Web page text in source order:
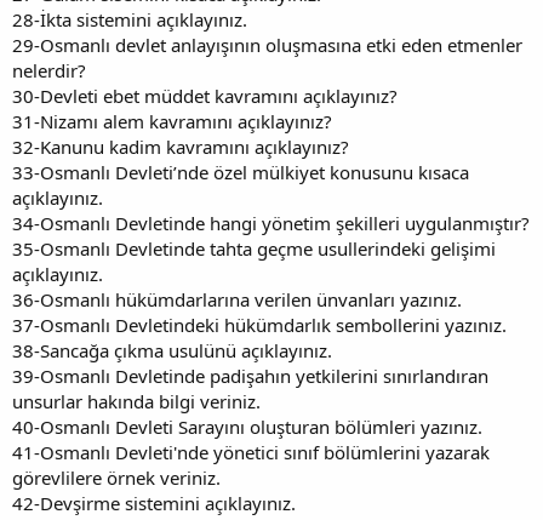
28-İkta sistemini açıklayınız.
29-Osmanlı devlet anlayışının oluşmasına etki eden etmenler
nelerdir?
30-Devleti ebet müddet kavramını açıklayınız?
31-Nizamı alem kavramını açıklayınız?
32-Kanunu kadim kavramını açıklayınız?
33-Osmanlı Devleti’nde özel mülkiyet konusunu kısaca
açıklayınız.
34-Osmanlı Devletinde hangi yönetim şekilleri uygulanmıştır?
35-Osmanlı Devletinde tahta geçme usullerindeki gelişimi
açıklayınız.
36-Osmanlı hükümdarlarına verilen ünvanları yazınız.
37-Osmanlı Devletindeki hükümdarlık sembollerini yazınız.
38-Sancağa çıkma usulünü açıklayınız.
39-Osmanlı Devletinde padişahın yetkilerini sınırlandıran
unsurlar hakında bilgi veriniz.
40-Osmanlı Devleti Sarayını oluşturan bölümleri yazınız.
41-Osmanlı Devleti'nde yönetici sınıf bölümlerini yazarak
görevlilere örnek veriniz.
42-Devşirme sistemini açıklayınız.